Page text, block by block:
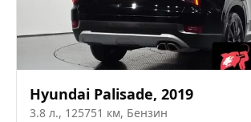
Hyundai Palisade, 2019
3.8 л., 125751 км, Бензин